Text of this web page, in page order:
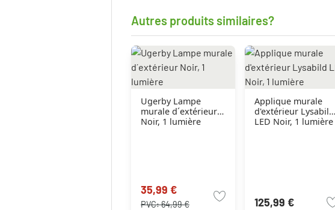
Autres produits similaires?
Ugerby Lampe
murale d´extérieur
Noir, 1 lumière
35,99 €
PVC:64,99 €
Applique murale
d'extérieur Lysabild
LED Noir, 1 lumière
125,99 €